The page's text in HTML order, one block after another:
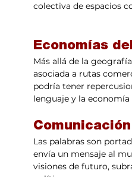
colectiva de espacios
Economías
Más allá de la
asociada a rutas
podría tener
lenguaje y la
Las palabras son
envía un mensaje al
visiones de futuro,